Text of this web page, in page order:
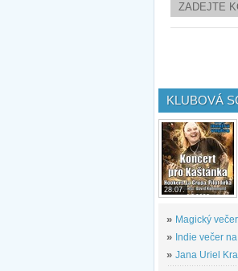
ZADEJTE
KLUBOVÁ
28.07.
» Magický
» Indie večer
» Jana Uriel